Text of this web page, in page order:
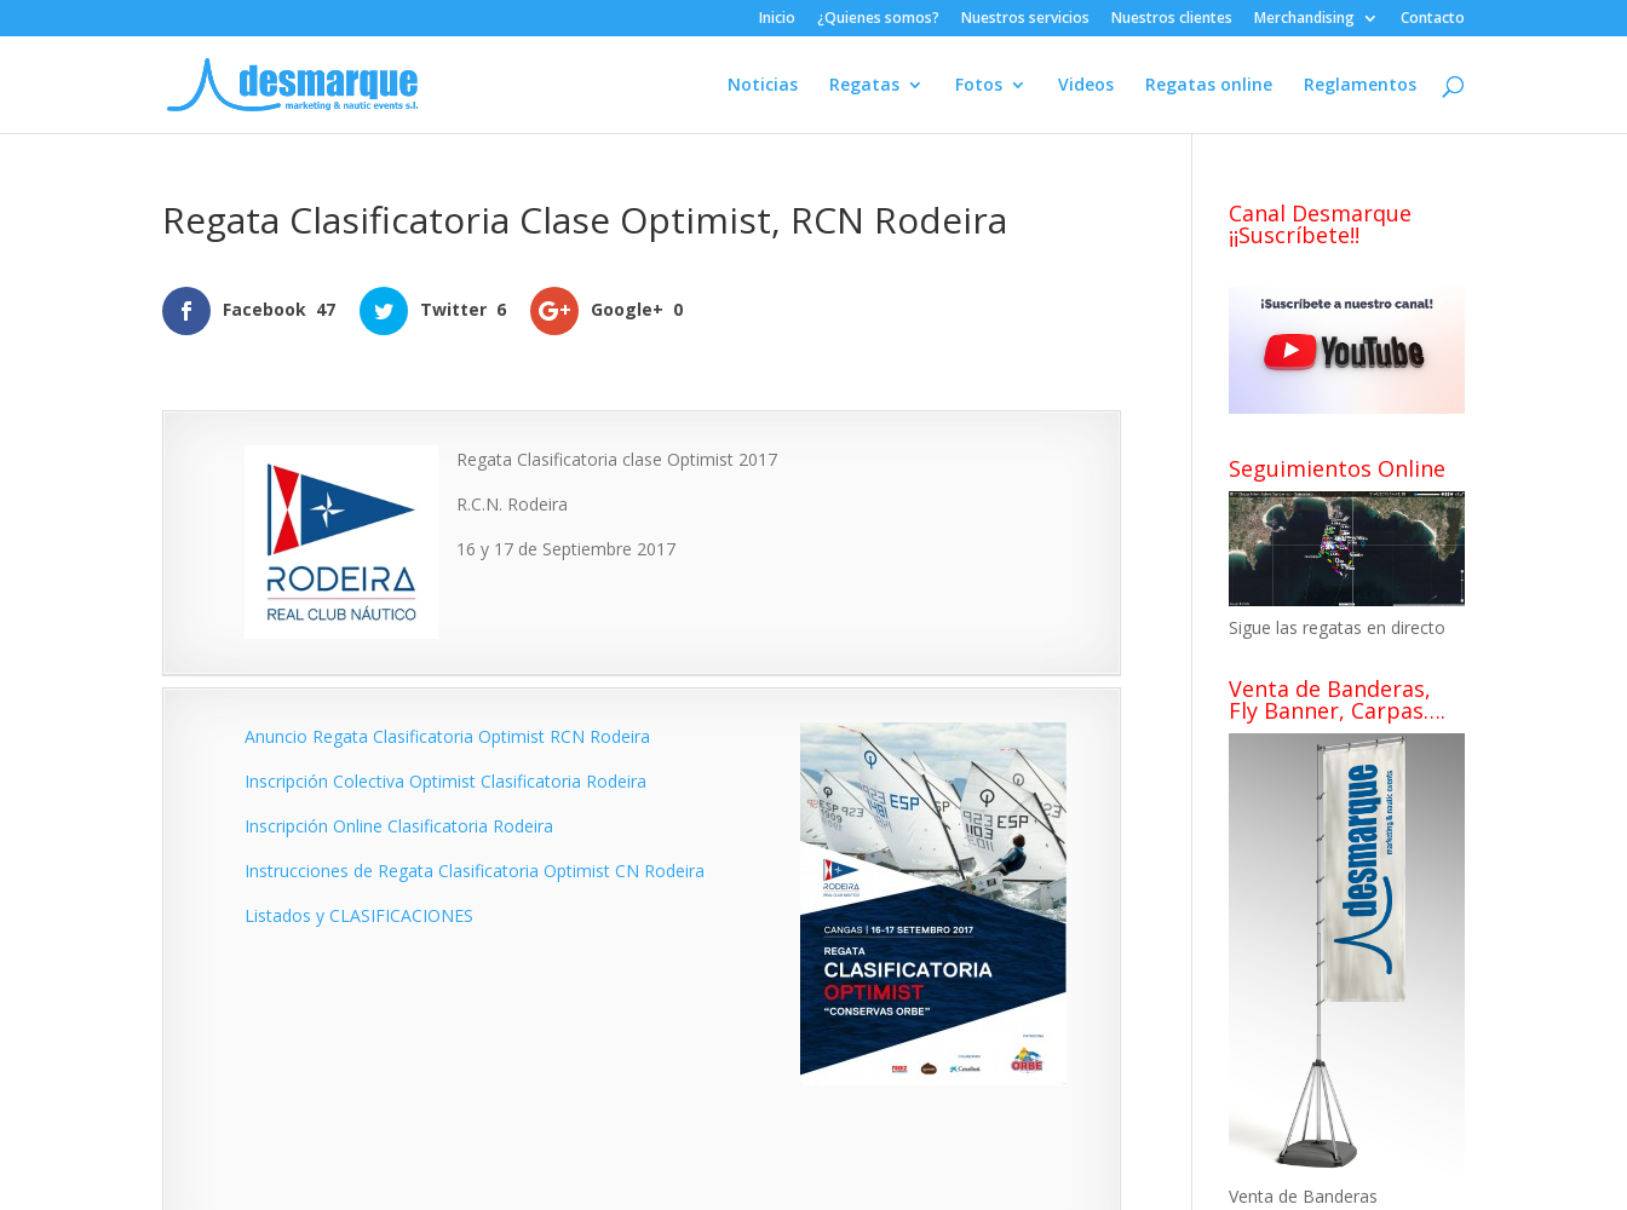
Inicio ¿Quienes somos? Nuestros servicios Nuestros clientes Merchandising Contacto
Noticias Regatas Fotos Videos Regatas online Reglamentos
Regata Clasificatoria Clase Optimist, RCN Rodeira
Facebook 47 Twitter 6 Google+ 0
Regata Clasificatoria clase Optimist 2017
R.C.N. Rodeira
16 y 17 de Septiembre 2017
Anuncio Regata Clasificatoria Optimist RCN Rodeira
Inscripción Colectiva Optimist Clasificatoria Rodeira
Inscripción Online Clasificatoria Rodeira
Instrucciones de Regata Clasificatoria Optimist CN Rodeira
Listados y CLASIFICACIONES
Canal Desmarque
¡¡Suscríbete!!
Seguimientos Online
Sigue las regatas en directo
Venta de Banderas,
Fly Banner, Carpas….
Venta de Banderas